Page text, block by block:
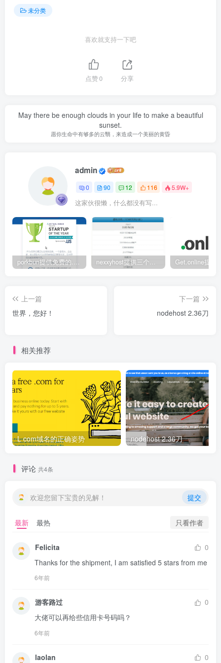
未分类
喜欢就支持一下吧
点赞0 分享
May there be enough clouds in your life to make a beautiful
sunset.
愿你生命中有够多的云翳，来造成一个美丽的黄昏
admin
0 90 12 116 5.9W+
这家伙很懒，什么都没有写...
porkbun提供免费的.us域名 nexxyhost提供三个月免费主机
上一篇
世界，您好！
下一篇
nodehost 2.36刀
相关推荐
L com域名的正确姿势 nodehost 2.36刀
评论 共4条
欢迎您留下宝贵的见解！ 提交
最新 最热 只看作者
Felicita
0
Thanks for the shipment, I am satisfied 5 stars from me
6年前
游客路过
0
大佬可以再给些信用卡号码吗？
6年前
laolan 0